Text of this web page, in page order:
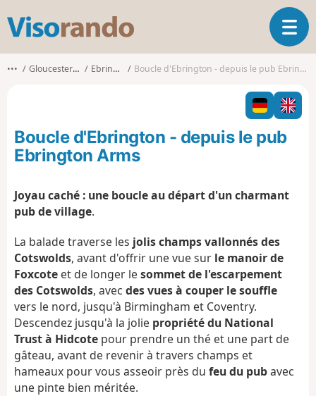
s
o
o
O
u
v
i
r
l
i
••• Gloucestershire Ebrington Boucle d'Ebrington - depuis le pub Ebrington Arms
Boucle d'Ebrington - depuis le pub
Ebrington Arms
Joyau caché : une boucle au départ d'un charmant
pub de village.
La balade traverse les jolis champs vallonnés des
Cotswolds, avant d'offrir une vue sur le manoir de
Foxcoteet de longer le sommet de l'escarpement
des Cotswolds, avec des vues à couper le souffle
vers le nord, jusqu'à Birmingham et Coventry.
Descendez jusqu'à la jolie propriété du National
Trust à Hidcote pour prendre un thé et une part de
gâteau, avant de revenir à travers champs et
hameaux pour vous asseoir près du feu du pubavec
une pinte bien méritée.